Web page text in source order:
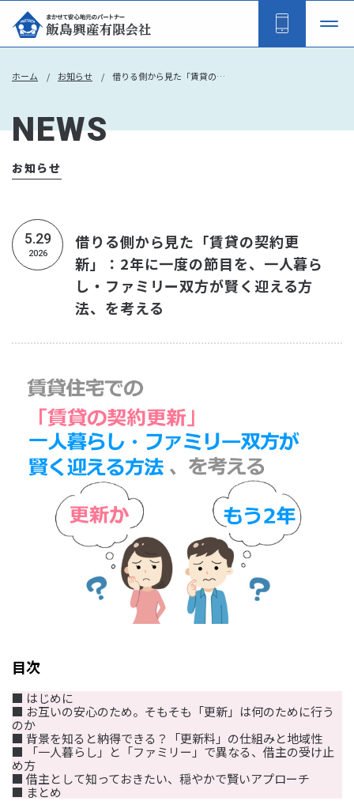
ホーム お知らせ 借りる側から見た「賃貸の契約更新」：2年に一度の節目を、一人暮らし・ファミリー双方が賢く迎える方法、を考える
NEWS
お知らせ
5.29
2026
借りる側から見た「賃貸の契約更
新」：2年に一度の節目を、一人暮ら
し・ファミリー双方が賢く迎える方
法、を考える
目次
■ はじめに
■ お互いの安心のため。そもそも「更新」は何のために行う
のか
■ 背景を知ると納得できる？「更新料」の仕組みと地域性
■ 「一人暮らし」と「ファミリー」で異なる、借主の受け止
め方
■ 借主として知っておきたい、穏やかで賢いアプローチ
■ まとめ